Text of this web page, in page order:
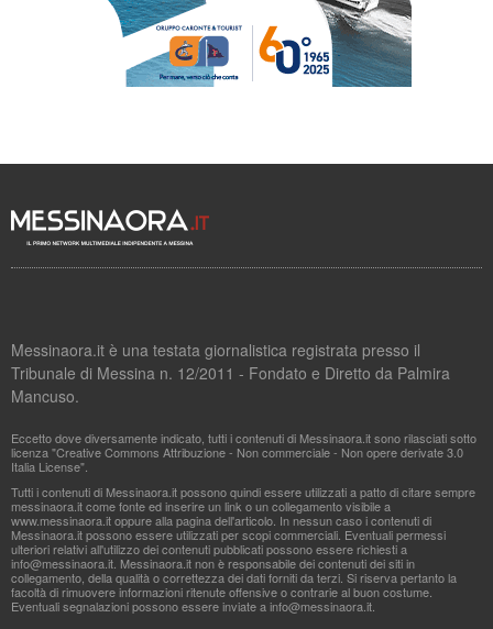
Messinaora.it è una testata giornalistica registrata presso il
Tribunale di Messina n. 12/2011 - Fondato e Diretto da Palmira
Mancuso.
Eccetto dove diversamente indicato, tutti i contenuti di Messinaora.it sono rilasciati sotto
licenza "Creative Commons Attribuzione - Non commerciale - Non opere derivate 3.0
Italia License".
Tutti i contenuti di Messinaora.it possono quindi essere utilizzati a patto di citare sempre
messinaora.it come fonte ed inserire un link o un collegamento visibile a
www.messinaora.it oppure alla pagina dell'articolo. In nessun caso i contenuti di
Messinaora.it possono essere utilizzati per scopi commerciali. Eventuali permessi
ulteriori relativi all'utilizzo dei contenuti pubblicati possono essere richiesti a
info@messinaora.it . Messinaora.it non è responsabile dei contenuti dei siti in
collegamento, della qualità o correttezza dei dati forniti da terzi. Si riserva pertanto la
facoltà di rimuovere informazioni ritenute offensive o contrarie al buon costume.
Eventuali segnalazioni possono essere inviate ainfo@messinaora.it